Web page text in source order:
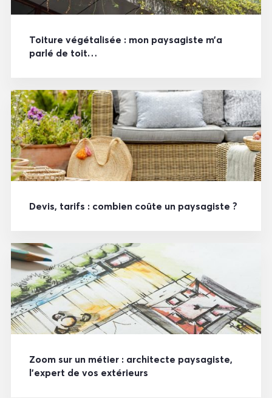
Toiture végétalisée : mon paysagiste m’a
parlé de toit…
Devis, tarifs : combien coûte un paysagiste ?
Zoom sur un métier : architecte paysagiste,
l’expert de vos extérieurs